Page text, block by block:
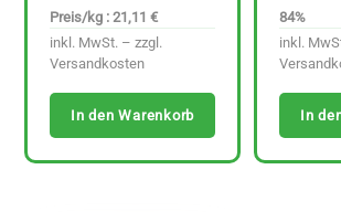
Preis/kg : 21,11 €
inkl. MwSt. – zzgl.
Versandkosten
In den Warenkorb
84%
inkl.
In